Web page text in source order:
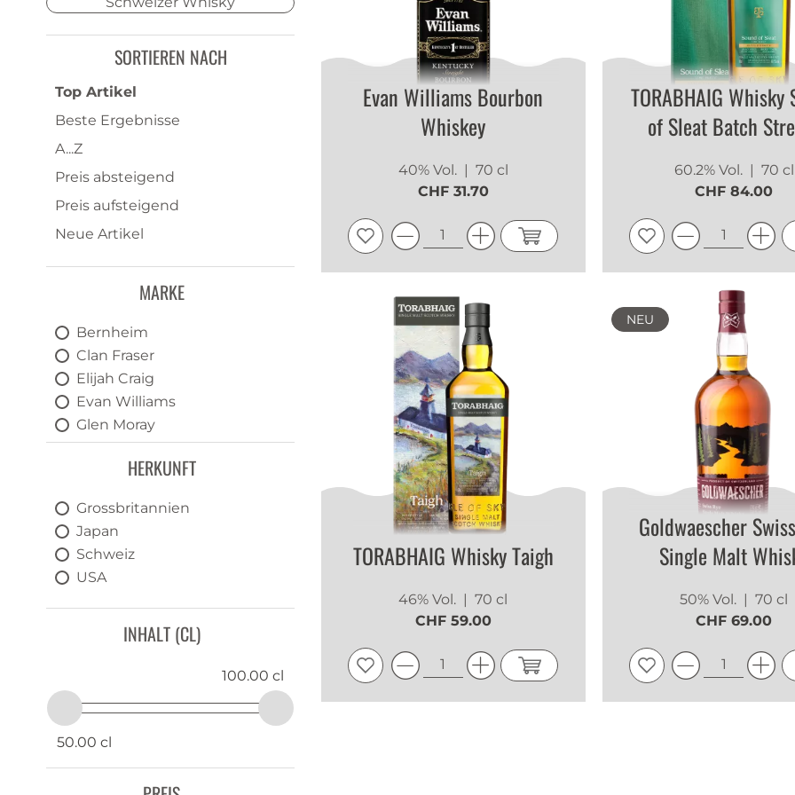
SORTIEREN NACH
Top Artikel
Beste Ergebnisse
A...Z
Preis absteigend
Preis aufsteigend
Neue Artikel
MARKE
Bernheim
Clan Fraser
Elijah Craig
Evan Williams
Glen Moray
Glenfarclas
Gold Label
Hatozaki
Larceny
Mars
Mellow Corn
Pikesville
Rittenhouse
Two Pipers
HERKUNFT
Grossbritannien
Japan
Schweiz
USA
INHALT (CL)
50.00 cl
100.00 cl
Evan Williams Bourbon
Whiskey
40% Vol.
| 70 cl
CHF 31.70
TORABHAIG Whisky
of Sleat Batch
60.2% Vol.
| 70 cl
CHF 84.00
TORABHAIG Whisky Taigh
46% Vol.
| 70 cl
CHF 59.00
NEU
Goldwaescher
Single Malt
50% Vol.
| 70 cl
CHF 69.00